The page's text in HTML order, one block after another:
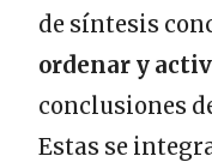
de síntesis
ordenar y
conclusiones
Estas se